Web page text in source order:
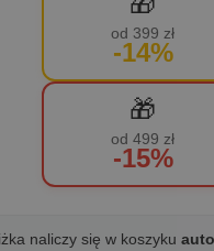
od 399 zł
-14%
🎁
od 499 zł
-15%
naliczy się w koszyku